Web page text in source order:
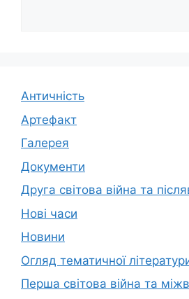
Античність
Артефакт
Галерея
Документи
Друга світова війна та
Нові часи
Новини
Огляд тематичної
Перша світова війна та